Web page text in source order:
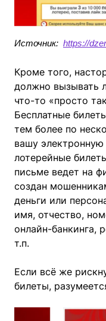
Источник: https://
Кроме того,
должно вызывать
что-то «просто
Бесплатные
тем более по
вашу
лотерейные
письме ведет на
создан
деньги или
имя, отчество,
онлайн-банкинга,
т.п.
Если всё же
билеты,